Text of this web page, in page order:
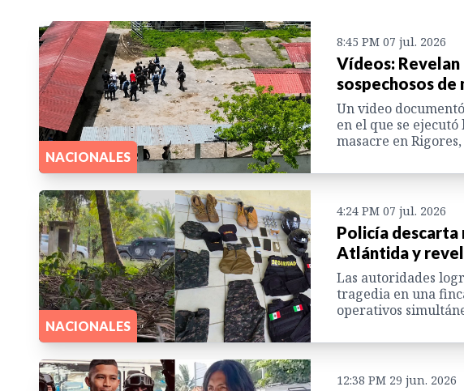
NACIONALES
8:45 PM 07 jul. 2026
Vídeos:
sospechosos de
Un video
en el que se ejecutó
masacre en Rigores,
NACIONALES
4:24 PM 07 jul. 2026
Policía descarta
Atlántida y
Las autoridades
tragedia en una
operativos
12:38 PM 29 jun. 2026